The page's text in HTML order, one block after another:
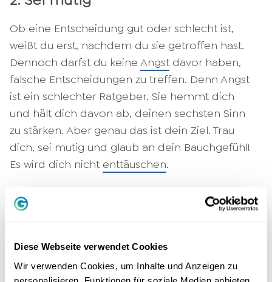
Diese Webseite verwendet Cookies
Wir verwenden Cookies, um Inhalte und Anzeigen zu
personalisieren, Funktionen für soziale Medien anbieten
Ob eine Entscheidung gut oder schlecht ist,
weißt du erst, nachdem du sie getroffen hast.
Dennoch darfst du keine Angst davor haben,
falsche Entscheidungen zu treffen. Denn Angst
ist ein schlechter Ratgeber. Sie hemmt dich
und hält dich davon ab, deinen sechsten Sinn
zu stärken. Aber genau das ist dein Ziel. Trau
dich, sei mutig und glaub an dein Bauchgefühl!
Es wird dich nicht enttäuschen.
3. Erinnere dich
der Vergangenheit intuitiv getroffen? Wie hast
die Entscheidung im Nachhinein förderlich